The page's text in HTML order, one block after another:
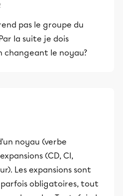
pas le groupe du
la suite je dois
changeant le noyau?
noyau (verbe
(CD, CI,
Les expansions sont
obligatoires, tout